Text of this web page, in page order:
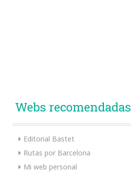
Webs recomendadas
Editorial Bastet
Rutas por Barcelona
Mi web personal